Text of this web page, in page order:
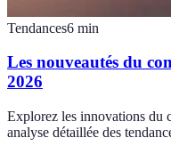
Tendances6 min
Les nouveautés du
2026
Explorez les innovations du
analyse détaillée des